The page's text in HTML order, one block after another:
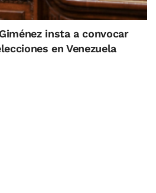
insta a convocar
en Venezuela